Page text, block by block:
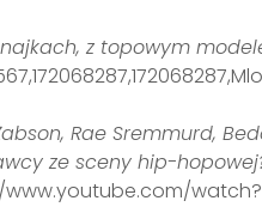
z topowym
Rae Sremmurd,
ze sceny hip-